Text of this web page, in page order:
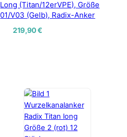
Long (Titan/12erVPE), Größe
01/V03 (Gelb), Radix-Anker
219,90€